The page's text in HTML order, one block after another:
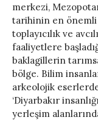
merkezi,
tarihinin en önemli
toplayıcılık ve
faaliyetlere
baklagillerin
bölge. Bilim
arkeolojik
‘Diyarbakır
yerleşim